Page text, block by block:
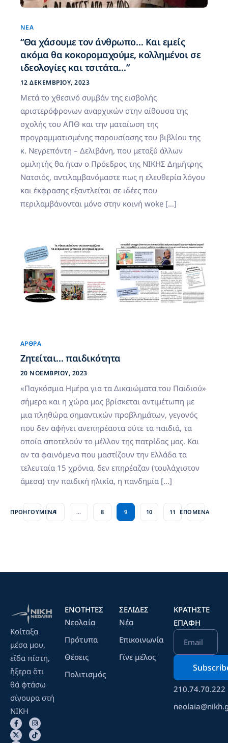
ΝΈΑ
“Θα χάσουμε τον άνθρωπο… Και εμείς
ακόμα θα κοκορομαχούμε, κολλημένοι σε
ιδεολογίες και τσιτάτα…”
12 ΔΕΚΕΜΒΡΊΟΥ, 2023
Μετά το χθεσινό συμβάν της εισβολής
αριστερόφρονων αναρχικών στην αίθουσα της
σχολής του ΑΠΘ και την ματαίωση της
προγραμματισμένης παρουσίασης του βιβλίου της
κ. Νεγρεπόντη – Δελιβάνη, που μεταξύ άλλων
ομιλητής θα ήταν ο Πρόεδρος της ΝΙΚΗΣ Δημήτρης
Νατσιός, αντιλαμβανόμαστε πως η ελευθερία λόγου
και έκφρασης εξαντλείται σε ιδέες που
περιλαμβάνονται μόνο στην κοινή woke […]
ΆΡΘΡΑ
Ζητείται… παιδικότητα
20 ΝΟΕΜΒΡΊΟΥ, 2023
«Παγκόσμια Ημέρα για τα Δικαιώματα του Παιδιού»
σήμερα και η χώρα μας βρίσκεται αντιμέτωπη με
μια πληθώρα σημαντικών προβλημάτων, γεγονός
που δεν αφήνει ανεπηρέαστα ούτε τα παιδιά, τα
οποία αποτελούν το μέλλον της πατρίδας μας. Και
αν τα φαινόμενα που μαστίζουν την Ελλάδα τα
τελευταία 15 χρόνια, δεν επηρέαζαν (τουλάχιστον
άμεσα) την παιδική ηλικία, η πανδημία […]
ΠΡΟΗΓΟΎΜΕΝΑ
1 … 8 9 10 11 ΕΠΌΜΕΝΑ
Κοίταξα
μέσα μου,
εἴδα πίστη,
ἤξερα ὄτι
θά φτάσω
σίγουρα στή
ΝΙΚΗ
ΕΝΟΤΗΤΕΣ
Νεολαία
Πρότυπα
Θέσεις
Πολιτισμός
ΣΕΛΙΔΕΣ
Νέα
Επικοινωνία
Γίνε μέλος
ΚΡΑΤΉΣΤΕ
ΕΠΑΦΉ
Email
210.74.70.222